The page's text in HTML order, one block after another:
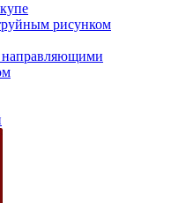
рисунком